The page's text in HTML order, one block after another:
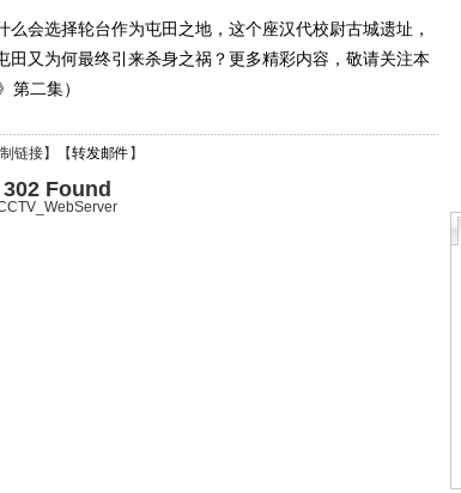
会选择轮台作为屯田之地，这个座汉代校尉古城遗址，
又为何最终引来杀身之祸？更多精彩内容，敬请关注本
第二集）
链接】【转发邮件 】
302 Found